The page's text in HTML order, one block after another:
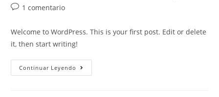
1 comentario
Welcome to WordPress. This is your first post. Edit or delete
it, then start writing!
Continuar Leyendo